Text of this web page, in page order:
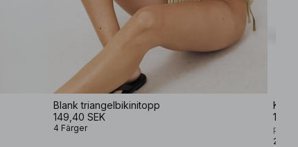
Blank triangelbikinitopp
149,40 SEK
4 Färger
1
2